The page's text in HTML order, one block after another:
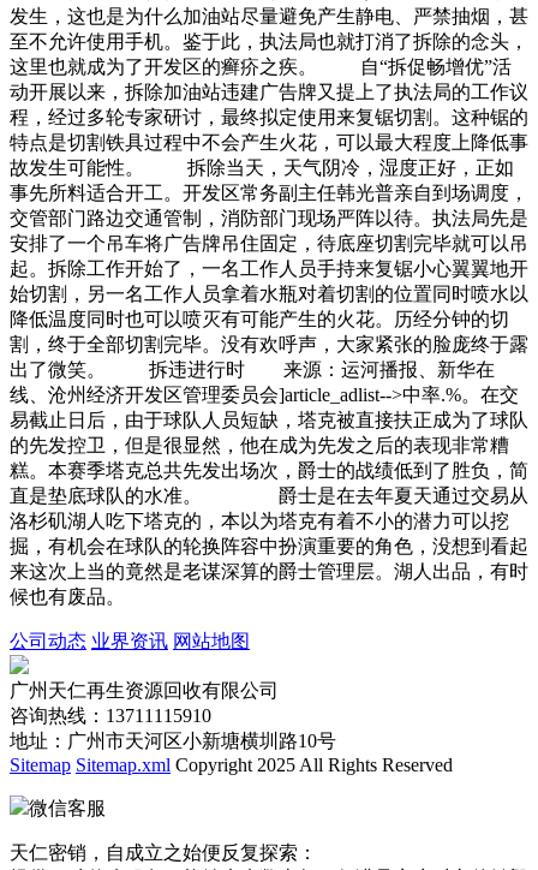
发生，这也是为什么加油站尽量避免产生静电、严禁抽烟，甚
至不允许使用手机。鉴于此，执法局也就打消了拆除的念头，
这里也就成为了开发区的癣疥之疾。 自“拆促畅增优”活
动开展以来，拆除加油站违建广告牌又提上了执法局的工作议
程，经过多轮专家研讨，最终拟定使用来复锯切割。这种锯的
特点是切割铁具过程中不会产生火花，可以最大程度上降低事
故发生可能性。 拆除当天，天气阴冷，湿度正好，正如
事先所料适合开工。开发区常务副主任韩光普亲自到场调度，
交管部门路边交通管制，消防部门现场严阵以待。执法局先是
安排了一个吊车将广告牌吊住固定，待底座切割完毕就可以吊
起。拆除工作开始了，一名工作人员手持来复锯小心翼翼地开
始切割，另一名工作人员拿着水瓶对着切割的位置同时喷水以
降低温度同时也可以喷灭有可能产生的火花。历经分钟的切
割，终于全部切割完毕。没有欢呼声，大家紧张的脸庞终于露
出了微笑。 拆违进行时 来源：运河播报、新华在
线、沧州经济开发区管理委员会]article_adlist-->中率.%。在交
易截止日后，由于球队人员短缺，塔克被直接扶正成为了球队
的先发控卫，但是很显然，他在成为先发之后的表现非常糟
糕。本赛季塔克总共先发出场次，爵士的战绩低到了胜负，简
直是垫底球队的水准。 爵士是在去年夏天通过交易从
洛杉矶湖人吃下塔克的，本以为塔克有着不小的潜力可以挖
掘，有机会在球队的轮换阵容中扮演重要的角色，没想到看起
来这次上当的竟然是老谋深算的爵士管理层。湖人出品，有时
候也有废品。
公司动态 业界资讯 网站地图
广州天仁再生资源回收有限公司
咨询热线：13711115910
地址：广州市天河区小新塘横圳路10号
Sitemap Sitemap.xml Copyright 2025 All Rights Reserved
微信客服
天仁密销，自成立之始便反复探索：